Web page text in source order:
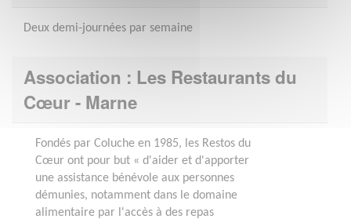
Deux demi-journées par semaine
Association : Les Restaurants du
Cœur - Marne
Fondés par Coluche en 1985, les Restos du
Cœur ont pour but « d'aider et d'apporter
une assistance bénévole aux personnes
démunies, notamment dans le domaine
alimentaire par l'accès à des repas